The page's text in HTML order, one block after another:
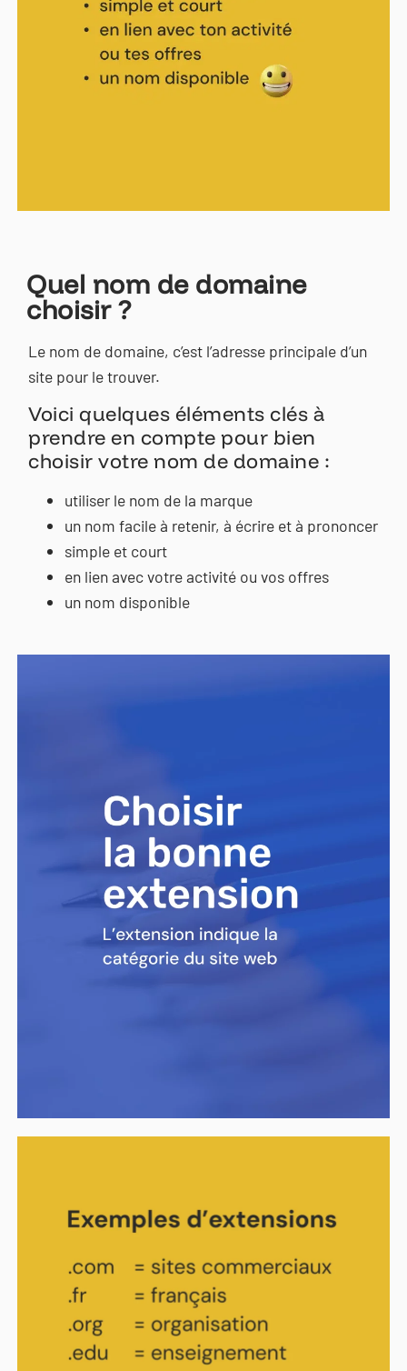
Quel nom de domaine
choisir ?
Le nom de domaine, c’est l’adresse principale d’un
site pour le trouver.
Voici quelques éléments clés à
prendre en compte pour bien
choisir votre nom de domaine :
utiliser le nom de la marque
un nom facile à retenir, à écrire et à prononcer
simple et court
en lien avec votre activité ou vos offres
un nom disponible